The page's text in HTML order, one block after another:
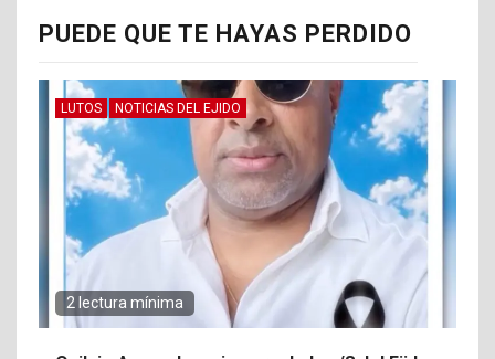
PUEDE QUE TE HAYAS PERDIDO
LUTOS NOTICIAS DEL EJIDO
2 lectura mínima